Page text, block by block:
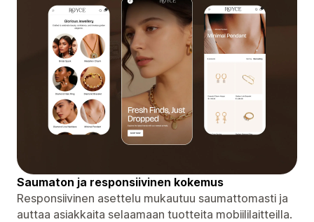
Saumaton ja responsiivinen kokemus
Responsiivinen asettelu mukautuu saumattomasti ja
auttaa asiakkaita selaamaan tuotteita mobiililaitteilla.